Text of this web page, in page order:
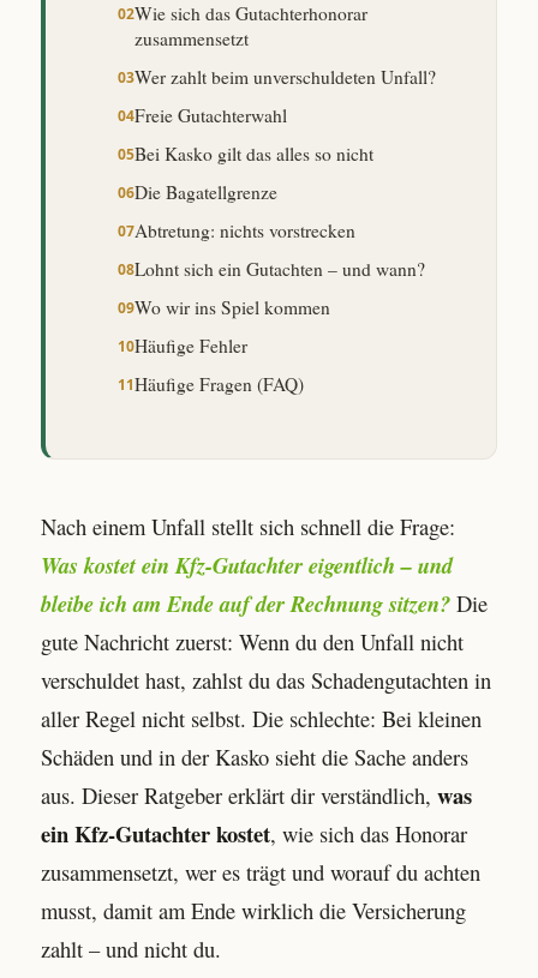
Wie sich das Gutachterhonorar
zusammensetzt
Wer zahlt beim unverschuldeten Unfall?
Freie Gutachterwahl
Bei Kasko gilt das alles so nicht
Die Bagatellgrenze
Abtretung: nichts vorstrecken
Lohnt sich ein Gutachten – und wann?
Wo wir ins Spiel kommen
Häufige Fehler
Häufige Fragen (FAQ)
Nach einem Unfall stellt sich schnell die Frage:
Was kostet ein Kfz-Gutachter eigentlich – und
bleibe ich am Ende auf der Rechnung sitzen? Die
gute Nachricht zuerst: Wenn du den Unfall nicht
verschuldet hast, zahlst du das Schadengutachten in
aller Regel nicht selbst. Die schlechte: Bei kleinen
Schäden und in der Kasko sieht die Sache anders
aus. Dieser Ratgeber erklärt dir verständlich, was
ein Kfz-Gutachter kostet, wie sich das Honorar
zusammensetzt, wer es trägt und worauf du achten
musst, damit am Ende wirklich die Versicherung
zahlt – und nicht du.